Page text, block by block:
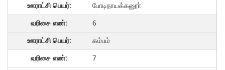
போடிநாயக்கனூா்
6
கம்பம்
7